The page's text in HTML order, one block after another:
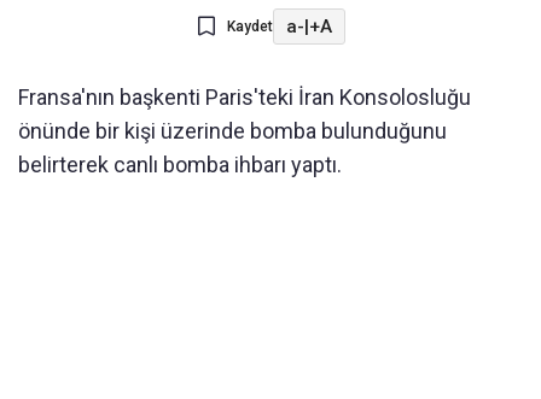
Kaydet a-|+A
Fransa'nın başkenti Paris'teki İran Konsolosluğu
önünde bir kişi üzerinde bomba bulunduğunu
belirterek canlı bomba ihbarı yaptı.